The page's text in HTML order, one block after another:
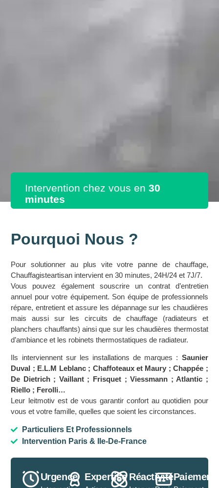
Intervention chez vous en 30
minutes
Pourquoi Nous ?
Pour solutionner au plus vite votre panne de chauffage,
Chauffagisteartisan intervient en 30 minutes, 24H/24 et 7J/7.
Vous pouvez également souscrire un contrat d’entretien
annuel pour votre équipement. Son équipe de professionnels
répare, entretient et assure les dépannage sur les chaudières
mais aussi sur les circuits de chauffage (radiateurs et
planchers chauffants) ainsi que sur les chaudières thermostat
d’ambiance et les robinets thermostatiques de radiateur.
Ils interviennent sur les installations de marques : Saunier
Duval ; E.L.M Leblanc ; Chaffoteaux et Maury ; Chappée ;
De Dietrich ; Vaillant ; Frisquet ; Viessmann ; Atlantic ;
Riello ; Ferolli…
Leur leitmotiv est de vous garantir confort au quotidien pour
vous et votre famille, quelles que soient les circonstances.
Particuliers Et Professionnels
Intervention Paris & Ile-De-France
Urgence Expertise RéactivitéPaiement